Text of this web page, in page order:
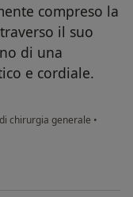
compreso la
il suo
di una
e cordiale.
chirurgia generale •
Competente, Empatico e